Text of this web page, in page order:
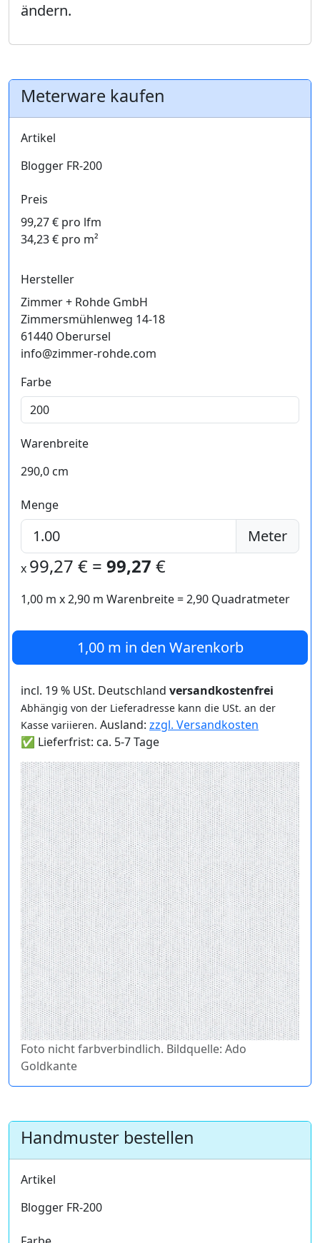
ändern.
Meterware kaufen
Artikel
Blogger FR-200
Preis
99,27 € pro lfm
34,23 € pro m²
Hersteller
Zimmer + Rohde GmbH
Zimmersmühlenweg 14-18
61440 Oberursel
info@zimmer-rohde.com
Farbe
Warenbreite
290,0 cm
Menge
Meter
x 99,27 € = 99,27 €
1,00 m x2,90 m Warenbreite =2,90 Quadratmeter
1,00 m in den Warenkorb
incl. 19 % USt. Deutschland versandkostenfrei
Abhängig von der Lieferadresse kann die USt. an der
Kasse variieren. Ausland: zzgl. Versandkosten
✅ Lieferfrist: ca. 5-7 Tage
Foto nicht farbverbindlich. Bildquelle: Ado
Goldkante
Handmuster bestellen
Artikel
Blogger FR-200